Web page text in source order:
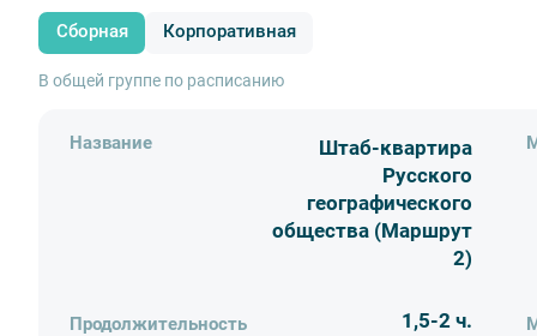
Внимание!
Просим взять с собой паспорт: документ могут
Сборная Корпоративная
В общей группе по расписанию
Название
Штаб-квартира
Русского
географического
общества (Маршрут
2)
Продолжительность 1,5-2 ч.